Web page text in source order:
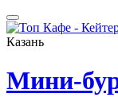
Казань
Мини-